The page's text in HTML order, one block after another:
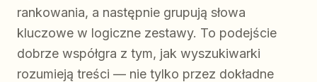
rankowania, a następnie grupują słowa
kluczowe w logiczne zestawy. To podejście
dobrze współgra z tym, jak wyszukiwarki
rozumieją treści — nie tylko przez dokładne